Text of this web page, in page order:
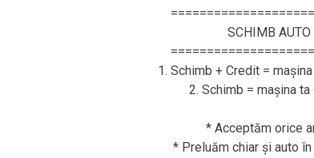
SCHIMB
1. Schimb + Credit =
2. Schimb = mașina
* Acceptăm orice
* Preluăm chiar și auto